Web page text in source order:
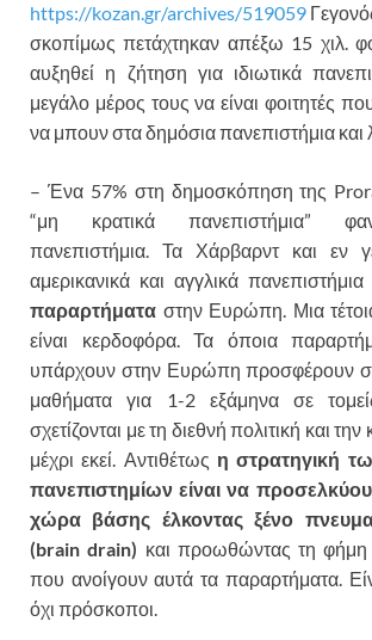
https://kozan.gr/archives/519059
σκοπίμως πετάχτηκαν απέξω 15 χιλ.
αυξηθεί η ζήτηση για ιδιωτικά
μεγάλο μέρος τους να είναι φοιτητές
να μπουν στα δημόσια πανεπιστήμια
– Ένα 57% στη δημοσκόπηση της
“μη κρατικά πανεπιστήμια”
πανεπιστήμια. Τα Χάρβαρντ και εν
αμερικανικά και αγγλικά πανεπιστήμια
παραρτήματα στην Ευρώπη. Μια
είναι κερδοφόρα. Τα όποια
υπάρχουν στην Ευρώπη προσφέρουν
μαθήματα για 1-2 εξάμηνα σε
σχετίζονται με τη διεθνή πολιτική και
μέχρι εκεί. Αντιθέτως η στρατηγική
πανεπιστημίων είναι να
χώρα βάσης έλκοντας ξένο
(brain drain) και προωθώντας τη
που ανοίγουν αυτά τα παραρτήματα.
όχι πρόσκοποι.